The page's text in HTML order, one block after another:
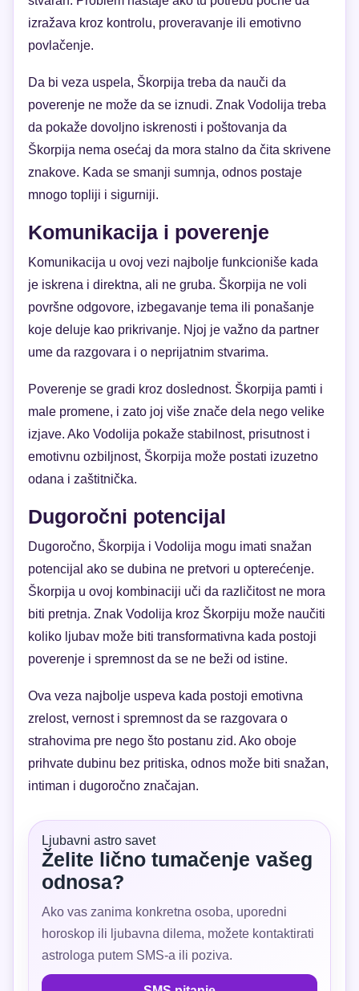
izražava kroz kontrolu, proveravanje ili emotivno
povlačenje.
Da bi veza uspela, Škorpija treba da nauči da
poverenje ne može da se iznudi. Znak Vodolija treba
da pokaže dovoljno iskrenosti i poštovanja da
Škorpija nema osećaj da mora stalno da čita skrivene
znakove. Kada se smanji sumnja, odnos postaje
mnogo topliji i sigurniji.
Komunikacija i poverenje
Komunikacija u ovoj vezi najbolje funkcioniše kada
je iskrena i direktna, ali ne gruba. Škorpija ne voli
površne odgovore, izbegavanje tema ili ponašanje
koje deluje kao prikrivanje. Njoj je važno da partner
ume da razgovara i o neprijatnim stvarima.
Poverenje se gradi kroz doslednost. Škorpija pamti i
male promene, i zato joj više znače dela nego velike
izjave. Ako Vodolija pokaže stabilnost, prisutnost i
emotivnu ozbiljnost, Škorpija može postati izuzetno
odana i zaštitnička.
Dugoročni potencijal
Dugoročno, Škorpija i Vodolija mogu imati snažan
potencijal ako se dubina ne pretvori u opterećenje.
Škorpija u ovoj kombinaciji uči da različitost ne mora
biti pretnja. Znak Vodolija kroz Škorpiju može naučiti
koliko ljubav može biti transformativna kada postoji
poverenje i spremnost da se ne beži od istine.
Ova veza najbolje uspeva kada postoji emotivna
zrelost, vernost i spremnost da se razgovara o
strahovima pre nego što postanu zid. Ako oboje
prihvate dubinu bez pritiska, odnos može biti snažan,
intiman i dugoročno značajan.
Ljubavni astro savet
Želite lično tumačenje vašeg
odnosa?
Ako vas zanima konkretna osoba, uporedni
horoskop ili ljubavna dilema, možete kontaktirati
astrologa putem SMS-a ili poziva.